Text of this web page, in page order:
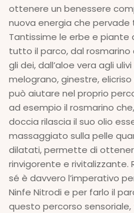
ottenere un benessere
nuova energia che
Tantissime le erbe e
tutto il parco, dal
gli dei, dall’aloe vera agli
melograno, ginestre,
può aiutare nel proprio
ad esempio il rosmarino
doccia rilascia il suo olio
massaggiato sulla pelle
dilatati, permette di
rinvigorente e rivitalizzante.
sé è davvero l’imperativo
Ninfe Nitrodi e per farlo il
questo percorso